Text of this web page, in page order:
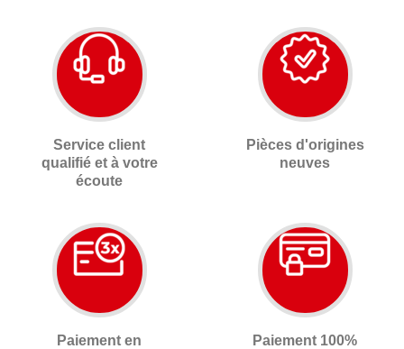
Service client
qualifié et à votre
écoute
Pièces d'origines
neuves
Paiement en
Paiement 100%